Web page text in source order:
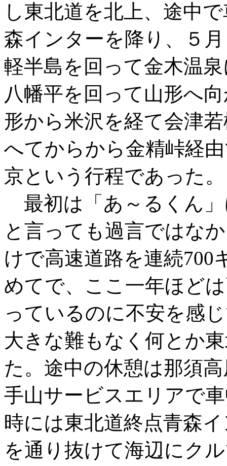
し東北道を北上、途中
森インターを降り、５
軽半島を回って金木温
八幡平を回って山形へ
形から米沢を経て会津
へてからから金精峠経
京という行程であった。
最初は「あ～るくん
と言っても過言ではな
けで高速道路を連続700
めてで、ここ一年ほど
っているのに不安を感
大きな難もなく何とか
た。途中の休憩は那須
手山サービスエリアで
時には東北道終点青森
を通り抜けて海辺にク